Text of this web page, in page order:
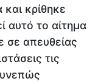
κρίθηκε
αυτό το αίτημα
σε απευθείας
τις